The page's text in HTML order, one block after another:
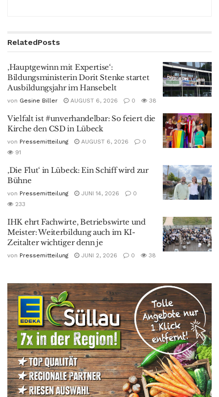
RelatedPosts
‚Hauptgewinn mit Expertise‘:
Bildungsministerin Dorit Stenke startet
Ausbildungsjahr im Hansebelt
von Gesine Biller AUGUST 6, 2026 0 38
Vielfalt ist #unverhandelbar: So feiert die
Kirche den CSD in Lübeck
von Pressemitteilung AUGUST 6, 2026
0
91
‚Die Flut‘ in Lübeck: Ein Schiff wird zur
Bühne
von Pressemitteilung JUNI 14, 2026
0
233
IHK ehrt Fachwirte, Betriebswirte und
Meister: Weiterbildung auch im KI-
Zeitalter wichtiger denn je
von Pressemitteilung JUNI 2, 2026 0 38